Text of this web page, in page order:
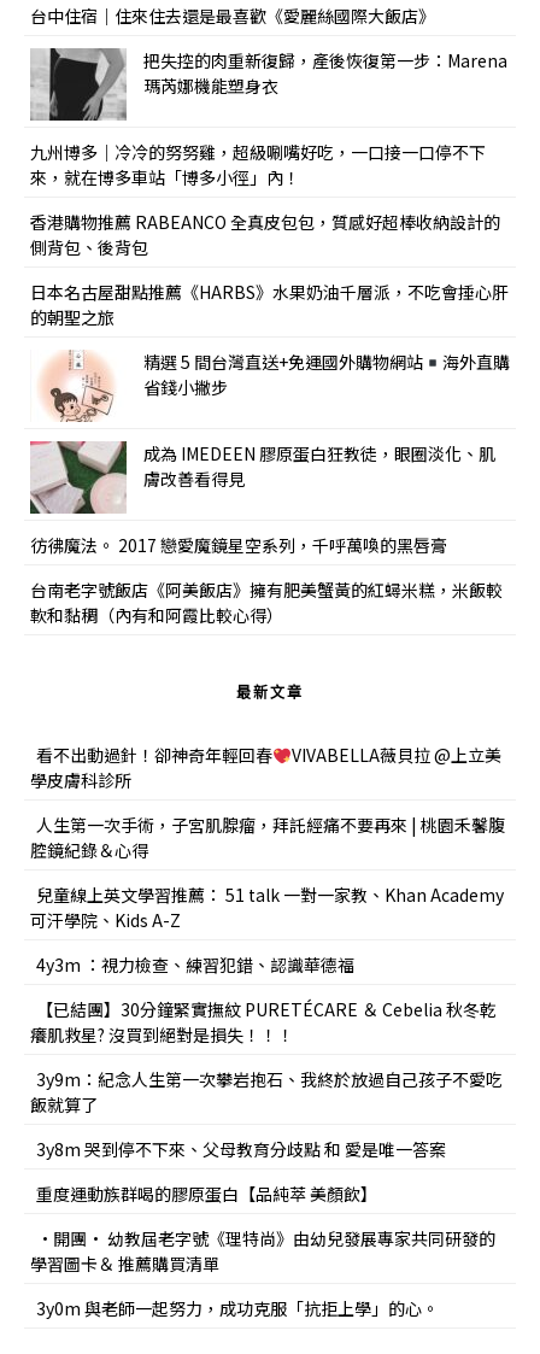
台中住宿｜住來住去還是最喜歡《愛麗絲國際大飯店》
把失控的肉重新復歸，產後恢復第一步：Marena
瑪芮娜機能塑身衣
九州博多｜冷冷的努努雞，超級唰嘴好吃，一口接一口停不下
來，就在博多車站「博多小徑」內！
香港購物推薦 RABEANCO 全真皮包包，質感好超棒收納設計的
側背包、後背包
日本名古屋甜點推薦《HARBS》水果奶油千層派，不吃會捶心肝
的朝聖之旅
精選 5 間台灣直送+免運國外購物網站
海外直購
省錢小撇步
成為 IMEDEEN 膠原蛋白狂教徒，眼圈淡化、肌
膚改善看得見
彷彿魔法。 2017 戀愛魔鏡星空系列，千呼萬喚的黑唇膏
台南老字號飯店《阿美飯店》擁有肥美蟹黃的紅蟳米糕，米飯較
軟和黏稠（內有和阿霞比較心得）
最新文章
看不出動過針！卻神奇年輕回春
VIVABELLA薇貝拉 @上立美
學皮膚科診所
人生第一次手術，子宮肌腺瘤，拜託經痛不要再來 | 桃園禾馨腹
腔鏡紀錄＆心得
兒童線上英文學習推薦： 51 talk 一對一家教、Khan Academy
可汗學院、Kids A-Z
4y3m ：視力檢查、練習犯錯、認識華德福
【已結團】30分鐘緊實撫紋 PURETÉCARE ＆ Cebelia 秋冬乾
癢肌救星? 沒買到絕對是損失！！！
3y9m：紀念人生第一次攀岩抱石、我終於放過自己孩子不愛吃
飯就算了
3y8m 哭到停不下來、父母教育分歧點 和 愛是唯一答案
重度運動族群喝的膠原蛋白【品純萃 美顏飲】
•開團• 幼教屆老字號《理特尚》由幼兒發展專家共同研發的
學習圖卡＆ 推薦購買清單
3y0m 與老師一起努力，成功克服「抗拒上學」的心。